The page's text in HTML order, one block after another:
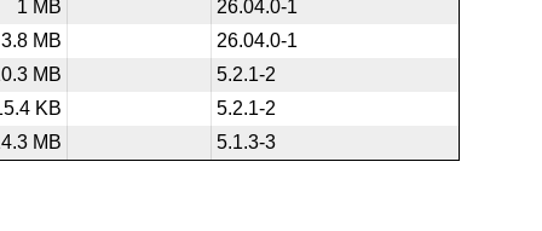
1 MB
26.04.0-1
3.8 MB
26.04.0-1
MB
5.2.1-2
KB
5.2.1-2
MB
5.1.3-3